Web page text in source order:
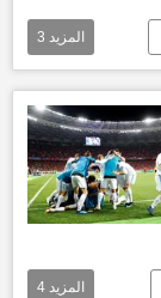
المزيد 3
المزيد 4